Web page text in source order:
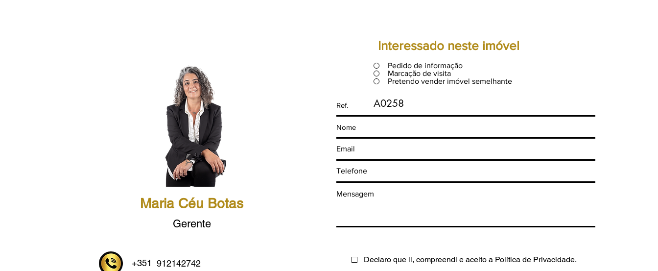
Maria Céu Botas
Gerente
+351 912142742
Interessado neste imóvel
Pedido de informação
Marcação de visita
Pretendo vender imóvel semelhante
A0258
Declaro que li, compreendi e aceito a Política de Privacidade.